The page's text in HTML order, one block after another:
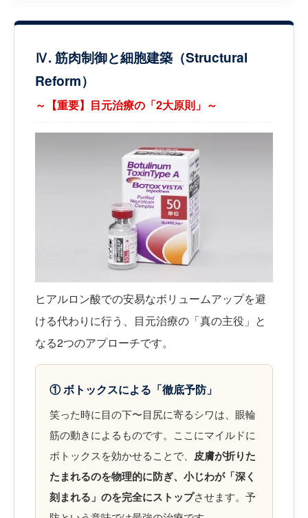
Ⅳ. 筋肉制御と細胞建築（Structural
Reform）
～【重要】目元治療の「2大原則」～
ヒアルロン酸での安易なボリュームアップを避
ける代わりに行う、目元治療の「真の主役」と
なる2つのアプローチです。
① ボトックスによる「徹底予防」
笑った時に目の下〜目尻に寄るシワは、眼輪
筋の動きによるものです。ここにマイルドに
ボトックスを効かせることで、 皮膚が折りた
たまれるのを物理的に防ぎ、小じわが「深く
刻まれる」のを完全にストップさせます。予